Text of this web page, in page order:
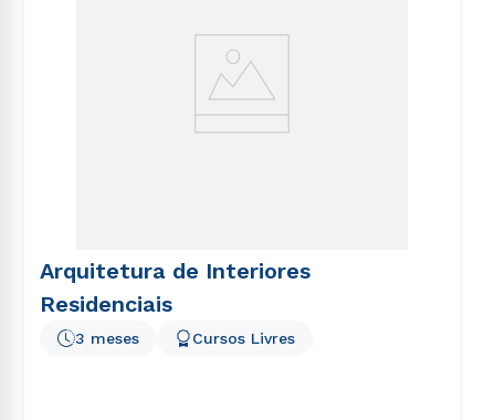
Arquitetura de Interiores
Residenciais
3 meses Cursos Livres